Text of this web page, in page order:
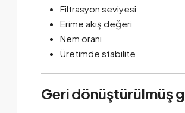
Filtrasyon seviyesi
Erime akış değeri
Nem oranı
Üretimde stabilite
Geri dönüştürülmüş